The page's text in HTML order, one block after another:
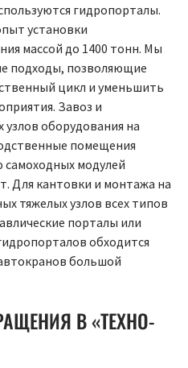
гидропорталы.
установки
массой до 1400 тонн. Мы
подходы, позволяющие
цикл и уменьшить
Завоз и
оборудования на
помещения
модулей
Для кантовки и монтажа на
тяжелых узлов всех типов
порталы или
обходится
большой
В «ТЕХНО-